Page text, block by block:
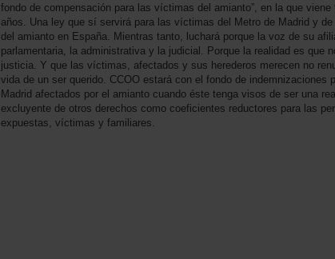
fondo de compensación para las víctimas del amianto”, en la que
años. Una ley que sí servirá para las víctimas del Metro de Madrid y
del amianto en España. Mientras tanto, luchará porque la voz de su
parlamentaria, la administrativa y la judicial. Porque la realidad es que
justicia. Y que las víctimas, afectados y sus herederos merecen no
vida de un ser querido. CCOO estará con el fondo de indemnizaciones
Madrid afectados por el amianto cuando éste tenga visos de ser una
excluyente de otros derechos como coeficientes reductores para las
expuestas, víctimas y familiares.